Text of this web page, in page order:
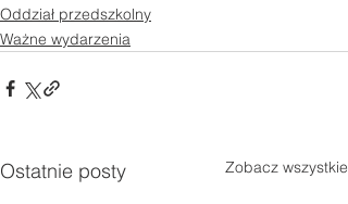
Oddział przedszkolny
Ważne wydarzenia
Ostatnie posty Zobacz wszystkie